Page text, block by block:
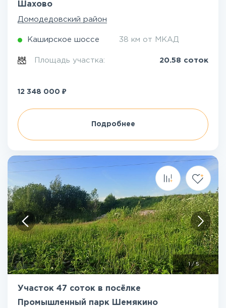
Шахово
Домодедовский район
Каширское шоссе 38 км от МКАД
Площадь участка: 20.58 соток
12 348 000 ₽
Подробнее
1/5
Участок 47 соток в посёлке
Промышленный парк Шемякино